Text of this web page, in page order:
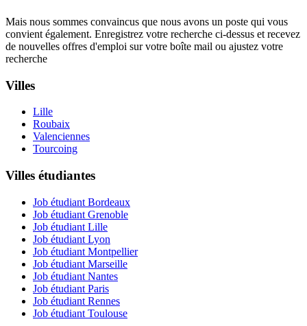
Mais nous sommes convaincus que nous avons un poste qui vous
convient également. Enregistrez votre recherche ci-dessus et recevez
de nouvelles offres d'emploi sur votre boîte mail ou ajustez votre
recherche
Villes
Lille
Roubaix
Valenciennes
Tourcoing
Villes étudiantes
Job étudiant Bordeaux
Job étudiant Grenoble
Job étudiant Lille
Job étudiant Lyon
Job étudiant Montpellier
Job étudiant Marseille
Job étudiant Nantes
Job étudiant Paris
Job étudiant Rennes
Job étudiant Toulouse